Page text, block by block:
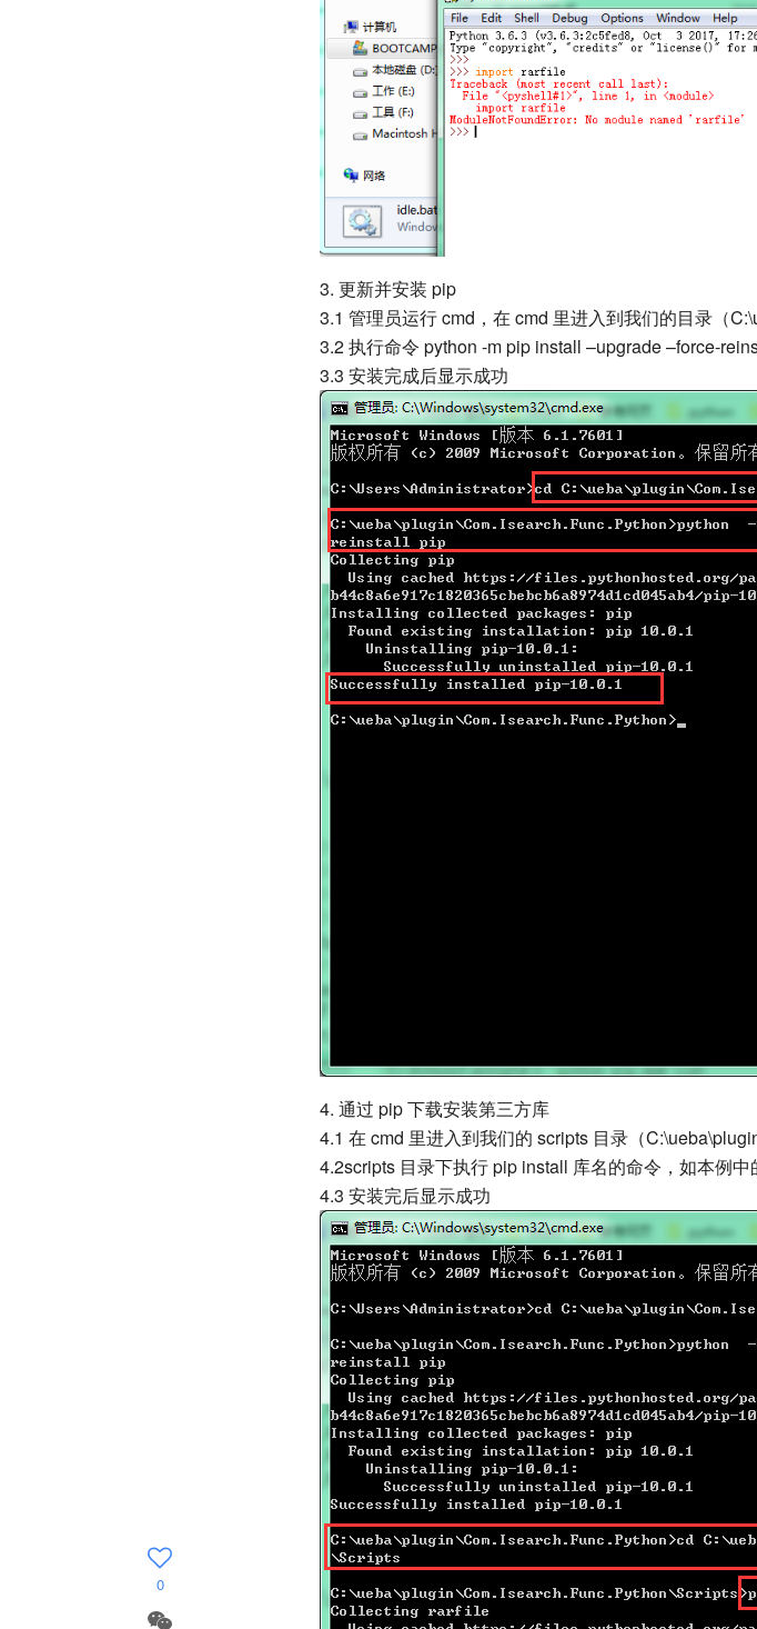
3. 更新并安装 pip
3.1 管理员运行 cmd，在 cmd 里进入到我们的目录（
3.2 执行命令 python -m pip install –upgrade –force-
3.3 安装完成后显示成功
4. 通过 pip 下载安装第三方库
4.1 在 cmd 里进入到我们的 scripts 目录（
4.2scripts 目录下执行 pip install 库名的命令，如本例
4.3 安装完后显示成功
0